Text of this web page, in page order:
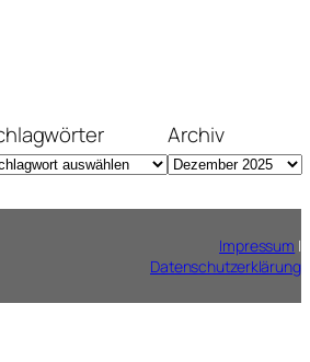
Archiv
Impressum |
Datenschutzerklärung